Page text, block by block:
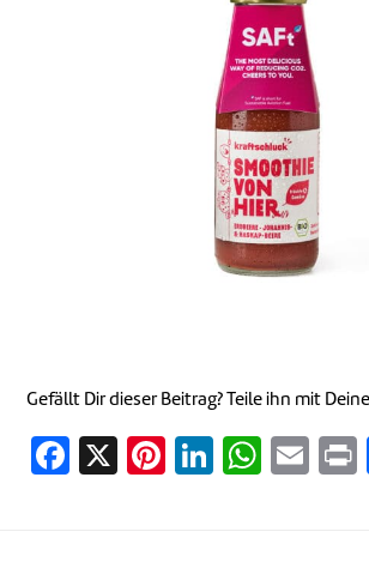
Gefällt Dir dieser Beitrag? Teile ihn mit
Facebook
X Pinterest
LinkedIn